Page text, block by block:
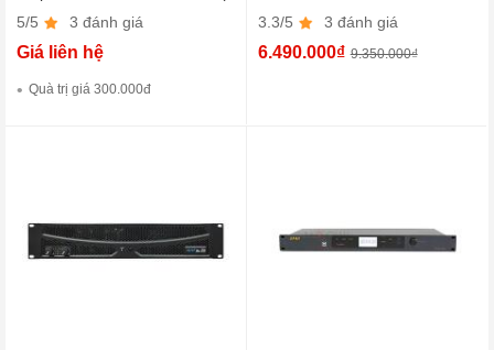
5/5 3 đánh giá
Giá liên hệ
Quà trị giá 300.000đ
3.3/5
3 đánh giá
6.490.000₫ 9.350.000₫